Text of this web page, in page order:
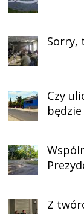
Sorry,
Czy
Z